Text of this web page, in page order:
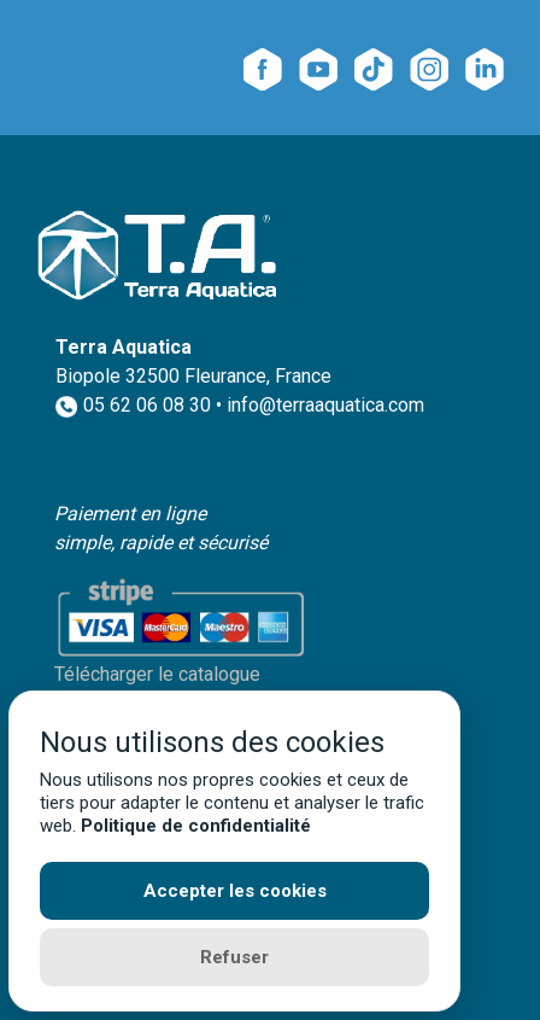
Terra Aquatica
Biopole 32500 Fleurance, France
05 62 06 08 30 • info@terraaquatica.com
Paiement en ligne
simple, rapide et sécurisé
Télécharger le catalogue
Mentions légales
Politique de confidentialité
Conditions générales de vente
• Tous droits réservés
Nous utilisons des cookies
Nous utilisons nos propres cookies et ceux de
tiers pour adapter le contenu et analyser le trafic
web. Politique de confidentialité
Accepter les cookies
Refuser